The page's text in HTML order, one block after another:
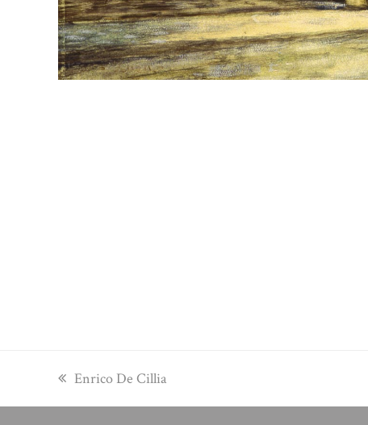
previous
Enrico De Cillia